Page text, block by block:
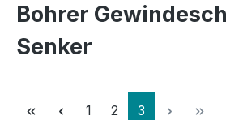
Bohrer
Senker
Seite
1 Seite
2 Seite
3